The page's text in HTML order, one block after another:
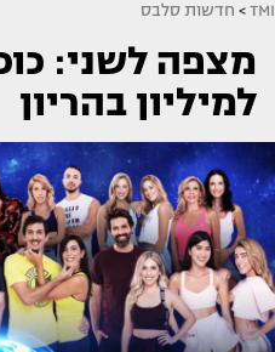
TMI
> חדשות סלבס
מצפה לשני:
למיליון בהריון